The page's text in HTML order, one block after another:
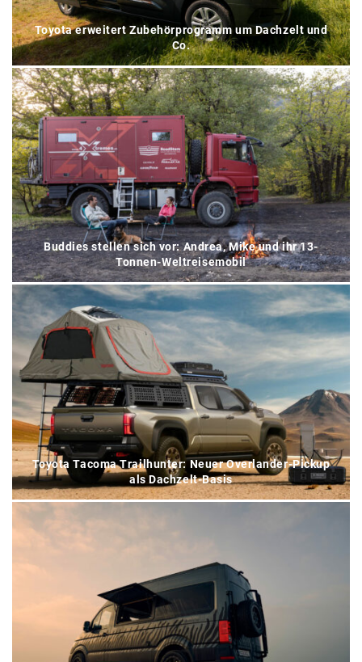
Toyota erweitert Zubehörprogramm um Dachzelt und
Co.
Buddies stellen sich vor: Andrea, Mike und ihr 13-
Tonnen-Weltreisemobil
Toyota Tacoma Trailhunter: Neuer Overlander-Pickup
als Dachzelt-Basis